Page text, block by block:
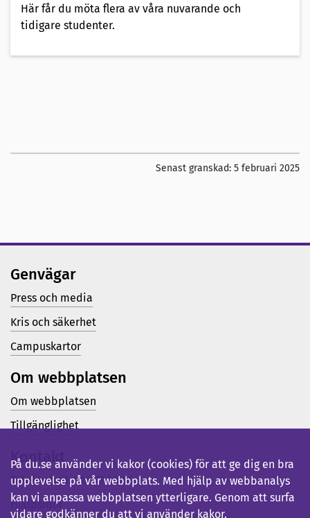
Här får du möta flera av våra nuvarande och
tidigare studenter.
Senast granskad: 5 februari 2025
Genvägar
Press och media
Kris och säkerhet
Campuskartor
Om webbplatsen
Om webbplatsen
Tillgänglighet
Kontakt
Telefon (vx): 023-77 80 00
Hjälpsidor
På du.se använder vi kakor (cookies) för att ge dig en bra
upplevelse på vår webbplats. Med hjälp av webbanalys
kan vi anpassa webbplatsen ytterligare. Genom att surfa
vidare godkänner du att vi använder kakor.